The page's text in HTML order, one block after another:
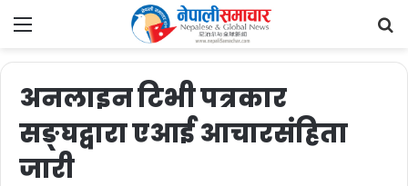
Menu
अनलाइन टिभी पत्रकार
सङ्घद्वारा एआई आचारसंहिता
जारी